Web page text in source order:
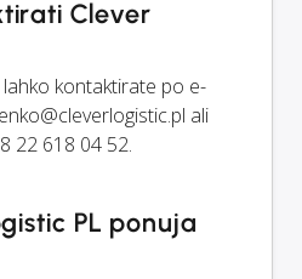
Clever
kontaktirate po e-
ali
22 618 04 52.
PL ponuja